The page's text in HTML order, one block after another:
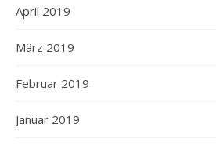
April 2019
März 2019
Februar 2019
Januar 2019